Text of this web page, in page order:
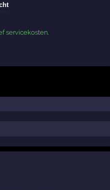
servicekosten